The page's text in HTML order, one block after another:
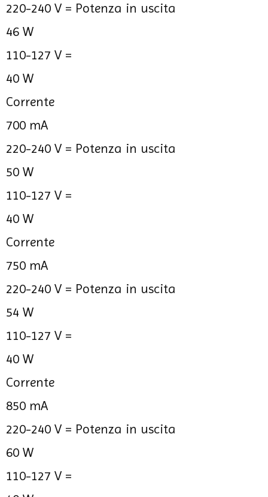
220-240 V = Potenza in uscita
46 W
110-127 V =
40 W
Corrente
700 mA
220-240 V = Potenza in uscita
50 W
110-127 V =
40 W
Corrente
750 mA
220-240 V = Potenza in uscita
54 W
110-127 V =
40 W
Corrente
850 mA
220-240 V = Potenza in uscita
60 W
110-127 V =